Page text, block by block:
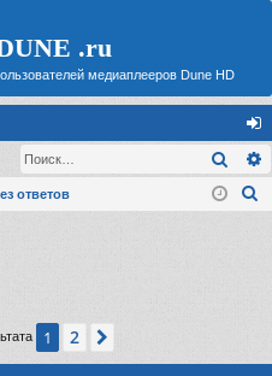
.ru
медиаплееров Dune HD
хо
д
ответов
1 2